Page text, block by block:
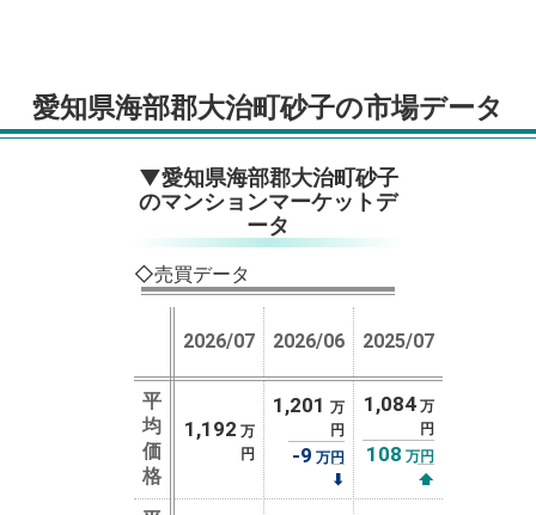
愛知県海部郡大治町砂子の市場データ
▼愛知県海部郡大治町砂子
のマンションマーケットデ
ータ
◇売買データ
2026/07 2026/06 2025/07
平
均
価
格
1,192 万
円
1,201 万
円
-9 万円
⬇
1,084 万
円
108 万円
⬆